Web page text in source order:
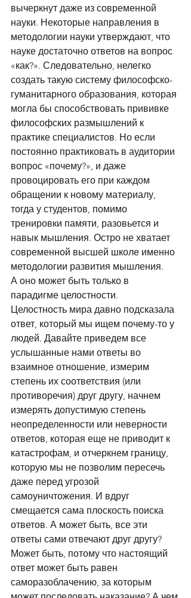
вычеркнут даже из современной
науки. Некоторые направления в
методологии науки утверждают, что
науке достаточно ответов на вопрос
«как?». Следовательно, нелегко
создать такую систему философско-
гуманитарного образования, которая
могла бы способствовать прививке
философских размышлений к
практике специалистов. Но если
постоянно практиковать в аудитории
вопрос «почему?», и даже
провоцировать его при каждом
обращении к новому материалу,
тогда у студентов, помимо
тренировки памяти, разовьется и
навык мышления. Остро не хватает
современной высшей школе именно
методологии развития мышления.
А оно может быть только в
парадигме целостности.
Целостность мира давно подсказала
ответ, который мы ищем почему-то у
людей. Давайте приведем все
услышанные нами ответы во
взаимное отношение, измерим
степень их соответствия (или
противоречия) друг другу, начнем
измерять допустимую степень
неопределенности или неверности
ответов, которая еще не приводит к
катастрофам, и отчеркнем границу,
которую мы не позволим пересечь
даже перед угрозой
самоуничтожения. И вдруг
смещается сама плоскость поиска
ответов. А может быть, все эти
ответы сами отвечают друг другу?
Может быть, потому что настоящий
ответ может быть равен
саморазоблачению, за которым